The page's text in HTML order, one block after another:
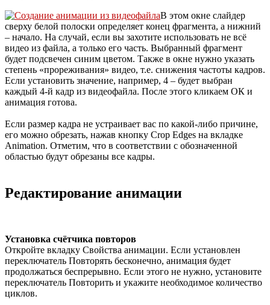
В этом окне слайдер
сверху белой полоски определяет конец фрагмента, а нижний
– начало. На случай, если вы захотите использовать не всё
видео из файла, а только его часть. Выбранный фрагмент
будет подсвечен синим цветом. Также в окне нужно указать
степень «прореживания» видео, т.е. снижения частоты кадров.
Если установить значение, например, 4 – будет выбран
каждый 4-й кадр из видеофайла. После этого кликаем ОК и
анимация готова.
Если размер кадра не устраивает вас по какой-либо причине,
его можно обрезать, нажав кнопку Crop Edges на вкладке
Animation. Отметим, что в соответствии с обозначенной
областью будут обрезаны все кадры.
Редактирование анимации
Установка счётчика повторов
Откройте вкладку Свойства анимации. Если установлен
переключатель Повторять бесконечно, анимация будет
продолжаться беспрерывно. Если этого не нужно, установите
переключатель Повторить и укажите необходимое количество
циклов.